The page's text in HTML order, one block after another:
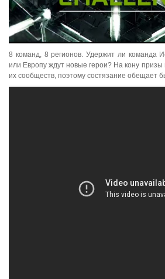
8 команд, 8 регионов. Удержит ли команда
или Европу ждут новые герои? На кону призы
их сообществ, поэтому состязание обещает